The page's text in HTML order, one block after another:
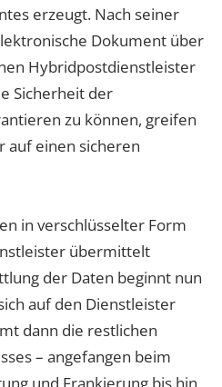
erzeugt. Nach seiner
Dokument über
Hybridpostdienstleister
Sicherheit der
zu können, greifen
auf einen sicheren
in verschlüsselter Form
übermittelt
der Daten beginnt nun
auf den Dienstleister
dann die restlichen
– angefangen beim